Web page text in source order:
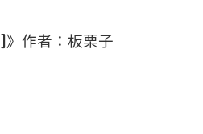
》作者：板栗子